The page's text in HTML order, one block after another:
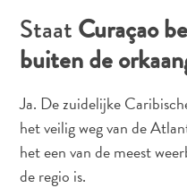
StaatCuraçao
buiten de
Ja. De zuidelijke
het veilig weg van de
het een van de meest
de regio is.